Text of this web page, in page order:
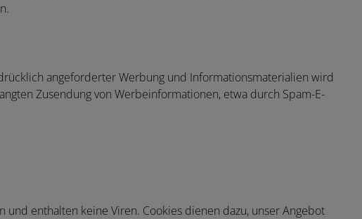
angeforderter Werbung und Informationsmaterialien wird
Zusendung von Werbeinformationen, etwa durch Spam-E-
enthalten keine Viren. Cookies dienen dazu, unser Angebot